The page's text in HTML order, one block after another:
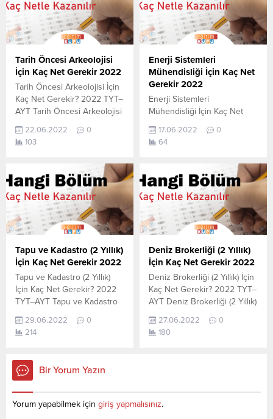
veriler 2021 TYT-AYT
sınavında en son yerleşen
öğrencilerin yapmış olduğu
netlerdir. YÖKATLAS YKS-
TYT Net Sihirbazı, YKS-TYT
Net Sihirbazı. Sayfamızdaki
verilerin...
öğrencilerin yapmış olduğu
netlerdir. YÖKATLAS YKS-
TYT Net Sihirbazı, YKS-TYT
Net Sihirbazı. Sayfamızdaki
verilerin tamamı
YÖK tarafından yayınlanmış
olan en son güncel...
Tarih Öncesi Arkeolojisi
İçin Kaç Net Gerekir 2022
Tarih Öncesi Arkeolojisi İçin
Kaç Net Gerekir? 2022 TYT–
AYT Tarih Öncesi Arkeolojisi
sorusunun cevabını
aşağıdan öğrenebilirsiniz. Bu
sınavında en son yerleşen
öğrencilerin yapmış olduğu
netlerdir. YÖKATLAS YKS-
TYT Net Sihirbazı, YKS-TYT
Net Sihirbazı. Sayfamızdaki
verilerin tamamı
YÖK tarafından yayınlanmış
olan en son güncel netlerdir.
YÖKATLAS-YÖK...
22.06.2022
0
103
Enerji Sistemleri
Mühendisliği İçin Kaç Net
Gerekir 2022
Enerji Sistemleri
Mühendisliği İçin Kaç Net
Enerji Sistemleri
Mühendisliği için kaç net
cevabını aşağıdan
öğrenebilirsiniz. Bu veriler
2021 TYT-AYT sınavında en
son yerleşen öğrencilerin
yapmış olduğu netlerdir.
YÖKATLAS YKS-TYT Net
Sihirbazı, YKS-TYT Net
Sihirbazı. Sayfamızdaki
verilerin tamamı
YÖK tarafından yayınlanmış
olan en son güncel netlerdir.
YÖKATLAS-YÖK...
17.06.2022
0
64
Tapu ve Kadastro (2 Yıllık)
İçin Kaç Net Gerekir 2022
Tapu ve Kadastro (2 Yıllık)
İçin Kaç Net Gerekir? 2022
TYT–AYT Tapu ve Kadastro
gerekir sorusunun cevabını
aşağıdan öğrenebilirsiniz. Bu
sınavında en son yerleşen
öğrencilerin yapmış olduğu
TYT Net Sihirbazı, YKS-TYT
Net Sihirbazı. Sayfamızdaki
29.06.2022
0
214
Deniz Brokerliği (2 Yıllık)
İçin Kaç Net Gerekir 2022
Deniz Brokerliği (2 Yıllık) İçin
Kaç Net Gerekir? 2022 TYT–
AYT Deniz Brokerliği (2 Yıllık)
sorusunun cevabını
aşağıdan öğrenebilirsiniz. Bu
27.06.2022
0
180
Bir Yorum Yazın
Yorum yapabilmek için giriş yapmalısınız.